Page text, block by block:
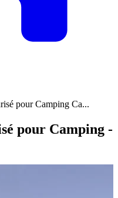
pour Camping Ca...
pour Camping -